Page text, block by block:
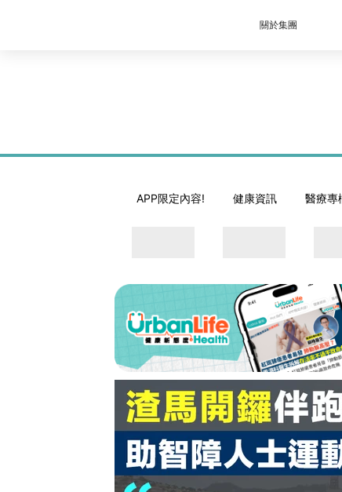
關於集團
APP限定內容! 健康資訊 醫療專